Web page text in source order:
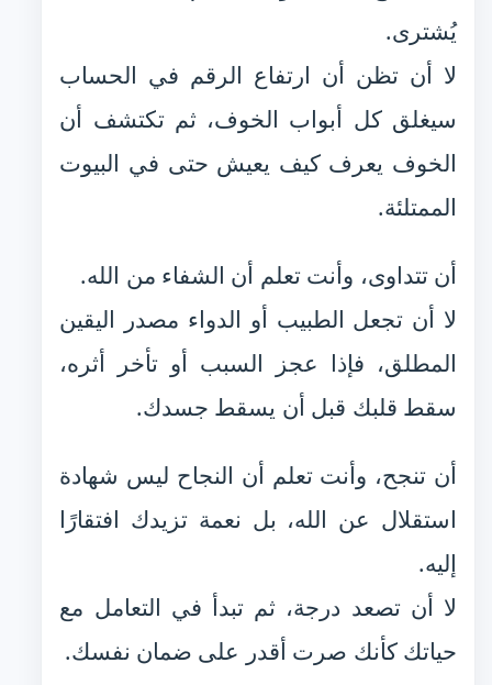
يُشترى.
لا أن تظن أن ارتفاع الرقم في الحساب
سيغلق كل أبواب الخوف، ثم تكتشف أن
الخوف يعرف كيف يعيش حتى في البيوت
الممتلئة.
أن تتداوى، وأنت تعلم أن الشفاء من الله.
لا أن تجعل الطبيب أو الدواء مصدر اليقين
المطلق، فإذا عجز السبب أو تأخر أثره،
سقط قلبك قبل أن يسقط جسدك.
أن تنجح، وأنت تعلم أن النجاح ليس شهادة
استقلال عن الله، بل نعمة تزيدك افتقارًا
إليه.
لا أن تصعد درجة، ثم تبدأ في التعامل مع
حياتك كأنك صرت أقدر على ضمان نفسك.